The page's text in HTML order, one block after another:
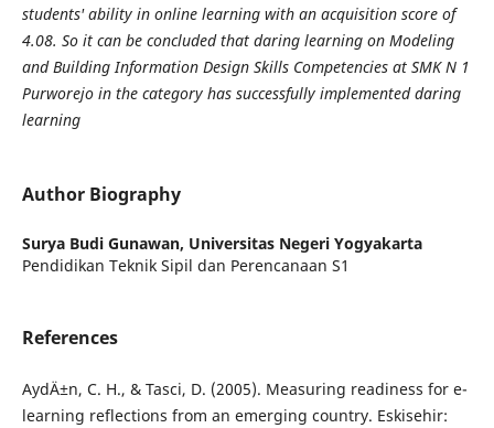
students' ability in online learning with an acquisition score of
4.08. So it can be concluded that daring learning on Modeling
and Building Information Design Skills Competencies at SMK N 1
Purworejo in the category has successfully implemented daring
learning
Author Biography
Surya Budi Gunawan, Universitas Negeri Yogyakarta
Pendidikan Teknik Sipil dan Perencanaan S1
References
AydÄ±n, C. H., & Tasci, D. (2005). Measuring readiness for e-
learning reflections from an emerging country. Eskisehir: